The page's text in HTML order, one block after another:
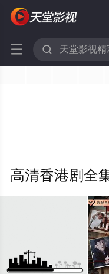
 
高清香港剧全